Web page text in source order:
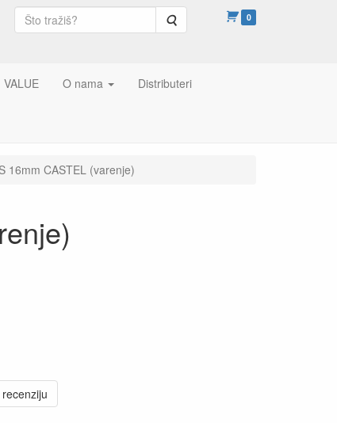
Pretraga 0
VALUE O nama Distributeri
16mm CASTEL (varenje)